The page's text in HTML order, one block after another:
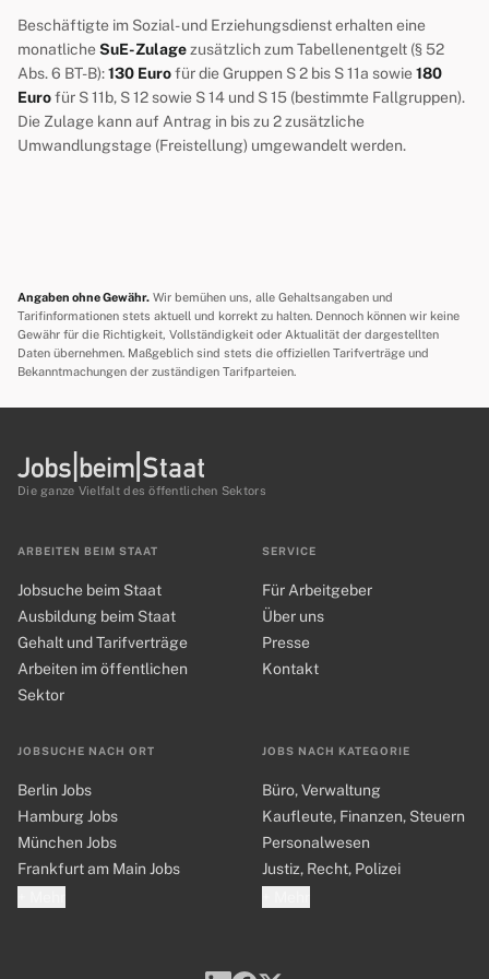
Beschäftigte im Sozial- und Erziehungsdienst erhalten eine
monatliche SuE-Zulagezusätzlich zum Tabellenentgelt (§ 52
Abs. 6 BT-B):130 Eurofür die Gruppen S 2 bis S 11a sowie 180
Eurofür S 11b, S 12 sowie S 14 und S 15 (bestimmte Fallgruppen).
Die Zulage kann auf Antrag in bis zu 2 zusätzliche
Umwandlungstage (Freistellung) umgewandelt werden.
Angaben ohne Gewähr. Wir bemühen uns, alle Gehaltsangaben und
Tarifinformationen stets aktuell und korrekt zu halten. Dennoch können wir keine
Gewähr für die Richtigkeit, Vollständigkeit oder Aktualität der dargestellten
Daten übernehmen. Maßgeblich sind stets die offiziellen Tarifverträge und
Bekanntmachungen der zuständigen Tarifparteien.
Die ganze Vielfalt des öffentlichen Sektors
ARBEITEN BEIM STAAT
Jobsuche beim Staat
Ausbildung beim Staat
Gehalt und Tarifverträge
Arbeiten im öffentlichen
Sektor
JOBSUCHE NACH ORT
Berlin Jobs
Hamburg Jobs
München Jobs
Frankfurt am Main Jobs
JOBS NACH KATEGORIE
Büro, Verwaltung
Kaufleute, Finanzen, Steuern
Personalwesen
Justiz, Recht, Polizei
SERVICE
Für Arbeitgeber
Über uns
Presse
Kontakt